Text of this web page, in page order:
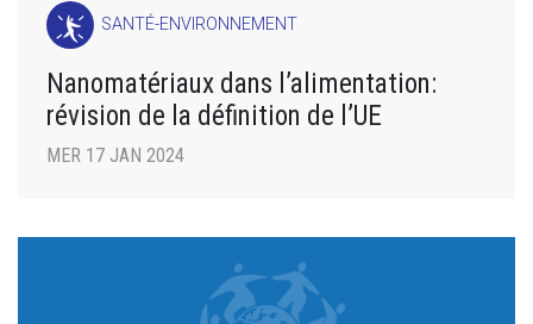
SANTÉ-ENVIRONNEMENT
Nanomatériaux dans l’alimentation:
révision de la définition de l’UE
MER 17 JAN 2024